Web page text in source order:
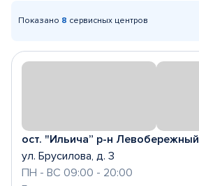
Показано 8 сервисных центров
ост. "Ильича” р-н Левобережный
ул. Брусилова, д. 3
ПН - ВС 09:00 - 20:00